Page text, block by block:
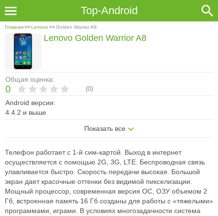
Top-Android
Главная>>Lenovo>>Golden Warrior A8
Общая оценка:
0 (0)
Android версии:
4.4.2 и выше
Показать все
Lenovo Golden Warrior A8
Телефон работает с 1-й сим-картой. Выход в интернет
осуществляется с помощью 2G, 3G, LTE. Беспроводная связь
улавливается быстро. Скорость передачи высокая. Большой
экран дает красочные оттенки без видимой пикселизации.
Мощный процессор, современная версия ОС, ОЗУ объемом 2
Гб, встроенная память 16 Гб созданы для работы с «тяжелыми»
программами, играми. В условиях многозадачности система